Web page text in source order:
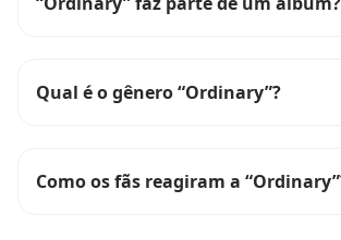
Qual é o gênero “Ordinary”?
Como os fãs reagiram a